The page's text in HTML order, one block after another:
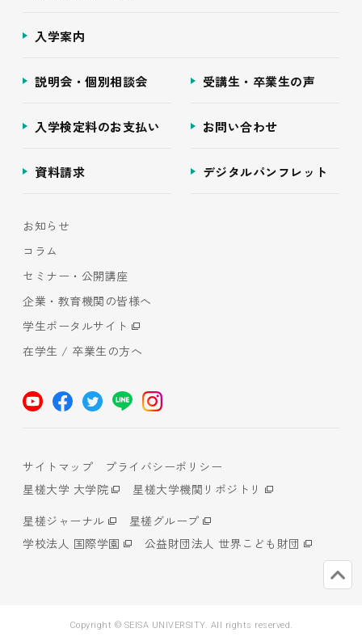
入学案内
説明会・個別相談会 受講生・卒業生の声
入学検定料のお支払い お問い合わせ
資料請求 デジタルパンフレット
お知らせ
コラム
セミナー・公開講座
企業・教育機関の皆様へ
学生ポータルサイト
在学生 / 卒業生の方へ
サイトマップ
プライバシーポリシー
星槎大学 大学院
星槎大学機関リポジトリ
星槎ジャーナル
星槎グループ
学校法人 国際学園
公益財団法人 世界こども財団
Copyright © SEISA UNIVERSITY. All rights reserved.